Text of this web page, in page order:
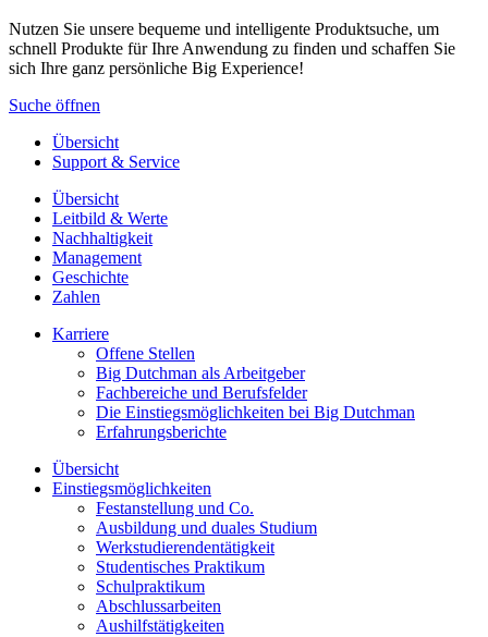
Nutzen Sie unsere bequeme und intelligente Produktsuche, um
schnell Produkte für Ihre Anwendung zu finden und schaffen Sie
sich Ihre ganz persönliche Big Experience!
Suche öffnen
Übersicht
Support & Service
Übersicht
Leitbild & Werte
Nachhaltigkeit
Management
Geschichte
Zahlen
Karriere
Offene Stellen
Big Dutchman als Arbeitgeber
Fachbereiche und Berufsfelder
Die Einstiegsmöglichkeiten bei Big Dutchman
Erfahrungsberichte
Übersicht
Einstiegsmöglichkeiten
Festanstellung und Co.
Ausbildung und duales Studium
Werkstudierendentätigkeit
Studentisches Praktikum
Schulpraktikum
Abschlussarbeiten
Aushilfstätigkeiten